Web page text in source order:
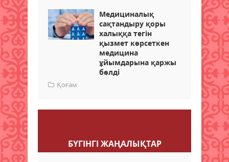
Медициналық
сақтандыру қоры
халыққа тегін
қызмет көрсеткен
медицина
ұйымдарына қаржы
бөлді
Қоғам
БҮГІНГI ЖАҢАЛЫҚТАР